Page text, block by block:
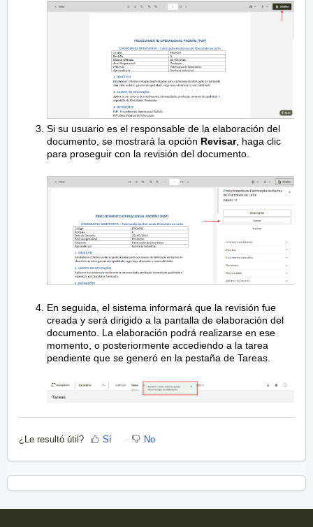
Si su usuario es el responsable de la elaboración del
documento, se mostrará la opción Revisar, haga clic
para proseguir con la revisión del documento.
En seguida, el sistema informará que la revisión fue
creada y será dirigido a la pantalla de elaboración del
documento. La elaboración podrá realizarse en ese
momento, o posteriormente accediendo a la tarea
pendiente que se generó en la pestaña de Tareas.
¿Le resultó útil? Sí No